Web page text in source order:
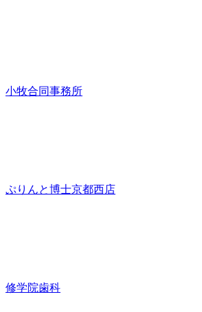
小牧合同事務所
ぷりんと博士京都西店
修学院歯科